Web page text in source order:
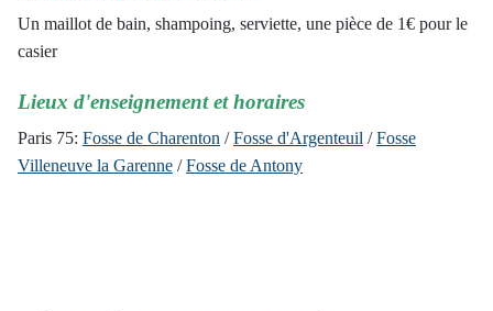
Un maillot de bain, shampoing, serviette, une pièce de 1€ pour le
casier
Lieux d'enseignement et horaires
Paris 75: Fosse de Charenton /Fosse d'Argenteuil /Fosse
Villeneuve la Garenne /Fosse de Antony